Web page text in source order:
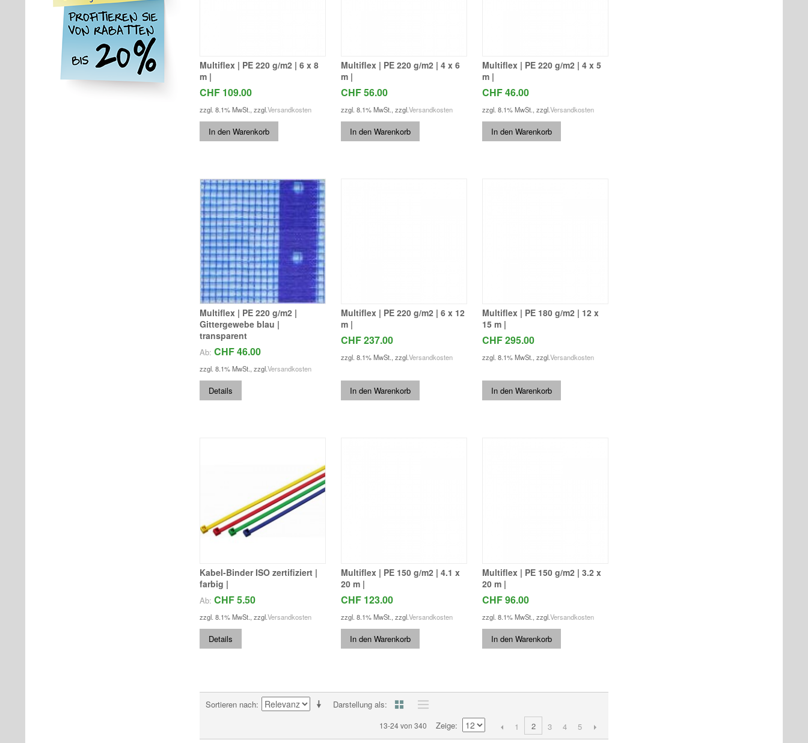
Multiflex | PE 220 g/m2 | 6 x 8
m |
CHF 109.00
zzgl. 8.1% MwSt., zzgl.Versandkosten
In den Warenkorb
Multiflex | PE 220 g/m2 | 4 x 6
m |
CHF 56.00
zzgl. 8.1% MwSt.,zzgl.Versandkosten
In den Warenkorb
Multiflex | PE 220 g/m2 | 4 x 5
m |
CHF 46.00
zzgl. 8.1% MwSt.,zzgl.Versandkosten
In den Warenkorb
Multiflex | PE 220 g/m2 |
Gittergewebe blau |
transparent
Ab: CHF 46.00
zzgl. 8.1% MwSt., zzgl.Versandkosten
Details
Multiflex | PE 220 g/m2 | 6 x 12
m |
CHF 237.00
zzgl. 8.1% MwSt.,zzgl.Versandkosten
In den Warenkorb
Multiflex | PE 180 g/m2 | 12 x
15 m |
CHF 295.00
zzgl. 8.1% MwSt.,zzgl.Versandkosten
In den Warenkorb
Kabel-Binder ISO zertifiziert |
farbig |
Ab: CHF 5.50
zzgl. 8.1% MwSt., zzgl.Versandkosten
Details
Multiflex | PE 150 g/m2 | 4.1 x
20 m |
CHF 123.00
zzgl. 8.1% MwSt.,zzgl.Versandkosten
In den Warenkorb
Multiflex | PE 150 g/m2 | 3.2 x
20 m |
CHF 96.00
zzgl. 8.1% MwSt.,zzgl.Versandkosten
In den Warenkorb
Darstellung als
Sortieren nach
13-24 von 340 Zeige 1 2 3 4 5